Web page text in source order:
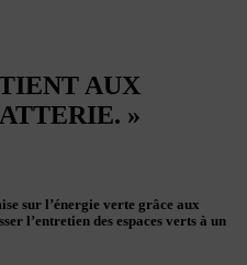
AUX
»
sur l’énergie verte grâce aux
l’entretien des espaces verts à un